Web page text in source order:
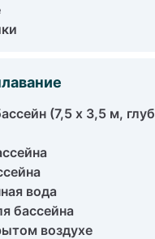
(7,5 x 3,5 м,
вода
бассейна
воздухе